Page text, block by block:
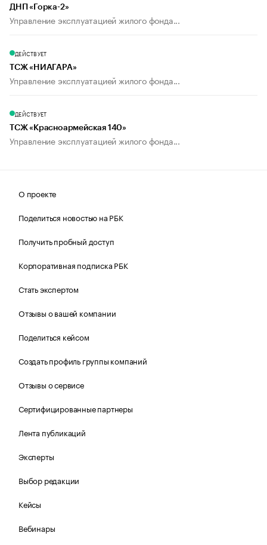
ДНП «Горка-2»
Управление эксплуатацией жилого фонда...
ДЕЙСТВУЕТ
ТСЖ «НИАГАРА»
Управление эксплуатацией жилого фонда...
ДЕЙСТВУЕТ
ТСЖ «Красноармейская 140»
Управление эксплуатацией жилого фонда...
О проекте
Поделиться новостью на РБК
Получить пробный доступ
Корпоративная подписка РБК
Стать экспертом
Отзывы о вашей компании
Поделиться кейсом
Создать профиль группы компаний
Отзывы о сервисе
Сертифицированные партнеры
Лента публикаций
Эксперты
Выбор редакции
Кейсы
Вебинары